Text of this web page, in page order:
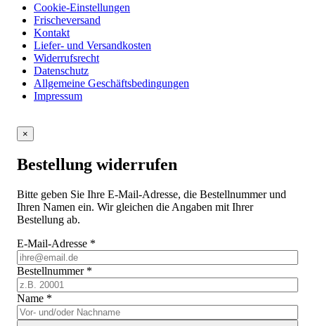
Cookie-Einstellungen
Frischeversand
Kontakt
Liefer- und Versandkosten
Widerrufsrecht
Datenschutz
Allgemeine Geschäftsbedingungen
Impressum
×
Bestellung widerrufen
Bitte geben Sie Ihre E-Mail-Adresse, die Bestellnummer und
Ihren Namen ein. Wir gleichen die Angaben mit Ihrer
Bestellung ab.
E-Mail-Adresse *
Bestellnummer *
Name *